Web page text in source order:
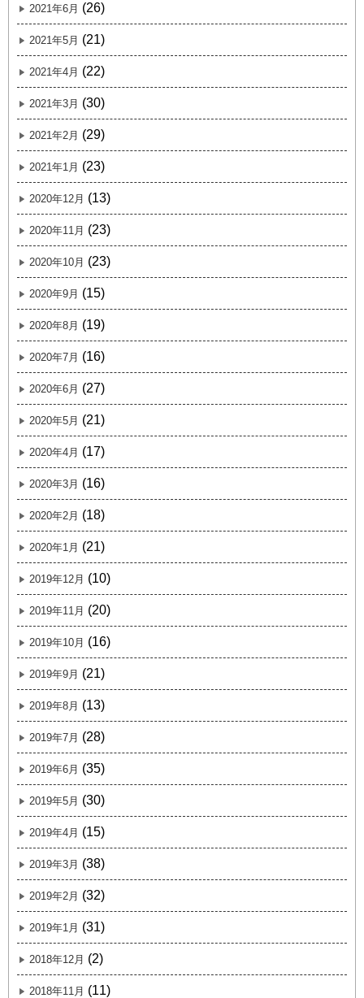
2021年6月 (26)
2021年5月 (21)
2021年4月 (22)
2021年3月 (30)
2021年2月 (29)
2021年1月 (23)
2020年12月 (13)
2020年11月 (23)
2020年10月 (23)
2020年9月 (15)
2020年8月 (19)
2020年7月 (16)
2020年6月 (27)
2020年5月 (21)
2020年4月 (17)
2020年3月 (16)
2020年2月 (18)
2020年1月 (21)
2019年12月 (10)
2019年11月 (20)
2019年10月 (16)
2019年9月 (21)
2019年8月 (13)
2019年7月 (28)
2019年6月 (35)
2019年5月 (30)
2019年4月 (15)
2019年3月 (38)
2019年2月 (32)
2019年1月 (31)
2018年12月 (2)
2018年11月 (11)